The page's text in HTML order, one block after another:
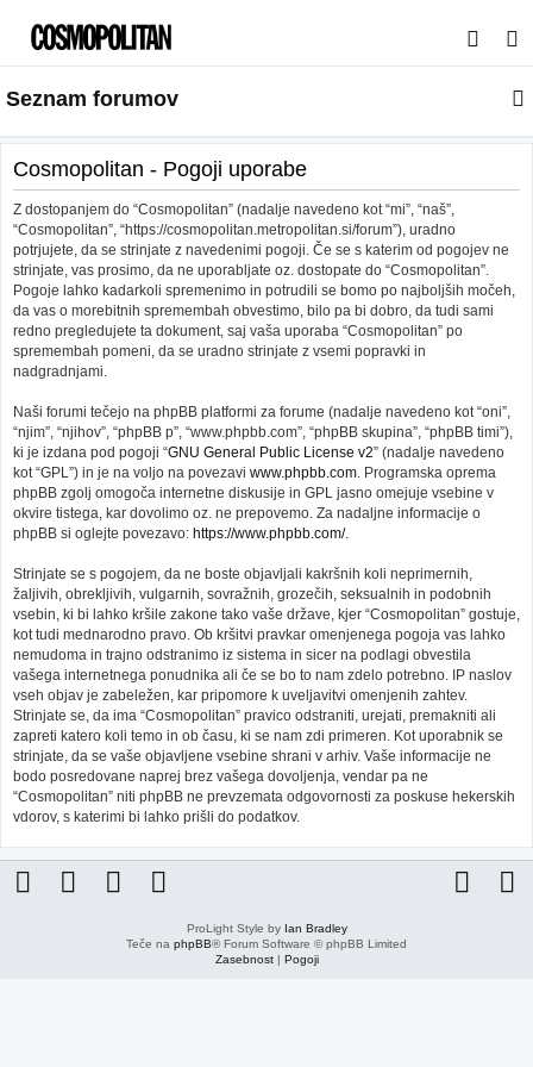
s
a
j
Seznam forumov
Cosmopolitan - Pogoji uporabe
Z dostopanjem do “Cosmopolitan” (nadalje navedeno kot “mi”, “naš”,
“Cosmopolitan”, “https://cosmopolitan.metropolitan.si/forum”), uradno
potrjujete, da se strinjate z navedenimi pogoji. Če se s katerim od pogojev ne
strinjate, vas prosimo, da ne uporabljate oz. dostopate do “Cosmopolitan”.
Pogoje lahko kadarkoli spremenimo in potrudili se bomo po najboljših močeh,
da vas o morebitnih spremembah obvestimo, bilo pa bi dobro, da tudi sami
redno pregledujete ta dokument, saj vaša uporaba “Cosmopolitan” po
spremembah pomeni, da se uradno strinjate z vsemi popravki in
nadgradnjami.
Naši forumi tečejo na phpBB platformi za forume (nadalje navedeno kot “oni”,
“njim”, “njihov”, “phpBB p”, “www.phpbb.com”, “phpBB skupina”, “phpBB timi”),
ki je izdana pod pogoji “GNU General Public License v2” (nadalje navedeno
kot “GPL”) in je na voljo na povezavi www.phpbb.com. Programska oprema
phpBB zgolj omogoča internetne diskusije in GPL jasno omejuje vsebine v
okvire tistega, kar dovolimo oz. ne prepovemo. Za nadaljne informacije o
phpBB si oglejte povezavo: https://www.phpbb.com/.
Strinjate se s pogojem, da ne boste objavljali kakršnih koli neprimernih,
žaljivih, obrekljivih, vulgarnih, sovražnih, grozečih, seksualnih in podobnih
vsebin, ki bi lahko kršile zakone tako vaše države, kjer “Cosmopolitan” gostuje,
kot tudi mednarodno pravo. Ob kršitvi pravkar omenjenega pogoja vas lahko
nemudoma in trajno odstranimo iz sistema in sicer na podlagi obvestila
vašega internetnega ponudnika ali če se bo to nam zdelo potrebno. IP naslov
vseh objav je zabeležen, kar pripomore k uveljavitvi omenjenih zahtev.
Strinjate se, da ima “Cosmopolitan” pravico odstraniti, urejati, premakniti ali
zapreti katero koli temo in ob času, ki se nam zdi primeren. Kot uporabnik se
strinjate, da se vaše objavljene vsebine shrani v arhiv. Vaše informacije ne
bodo posredovane naprej brez vašega dovoljenja, vendar pa ne
“Cosmopolitan” niti phpBB ne prevzemata odgovornosti za poskuse hekerskih
vdorov, s katerimi bi lahko prišli do podatkov.
ProLight Style by Ian Bradley
Teče na phpBB® Forum Software © phpBB Limited
Zasebnost| Pogoji